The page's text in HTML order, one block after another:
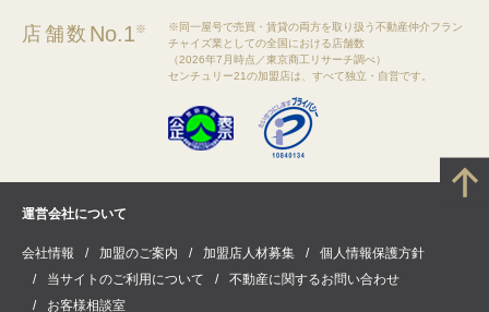
店舗数 No.1※
※同一屋号で売買・賃貸の両方を取り扱う不動産仲介フラン
チャイズ業としての全国における店舗数
（2026年7月時点／東京商工リサーチ調べ）
センチュリー21の加盟店は、すべて独立・自営です。
運営会社について
会社情報 加盟のご案内 加盟店人材募集
個人情報保護方針
当サイトのご利用について
不動産に関するお問い合わせ
お客様相談室